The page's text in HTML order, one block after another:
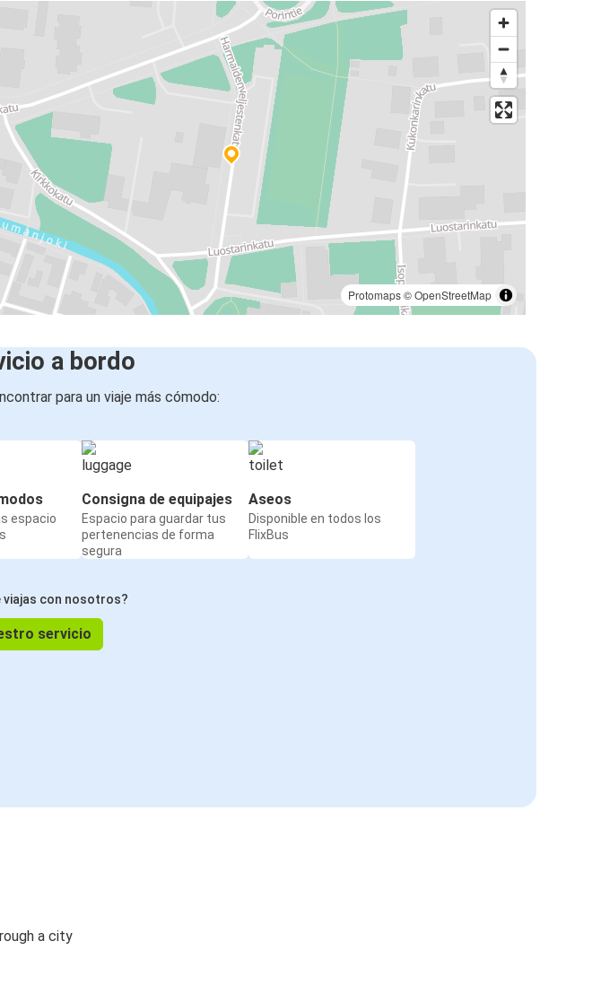
Protomaps©OpenStreetMap
a bordo
para un viaje más cómodo:
espacio
Consigna de equipajes
Espacio para guardar tus
pertenencias de forma
segura
Aseos
Disponible en todos los
FlixBus
viajas con nosotros?
servicio